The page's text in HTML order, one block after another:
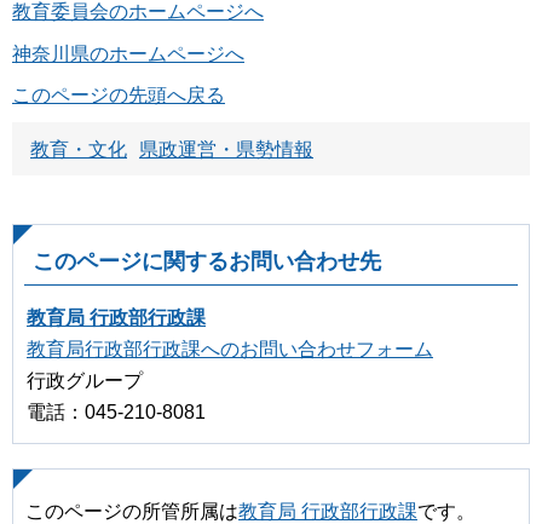
教育委員会のホームページへ
神奈川県のホームページへ
このページの先頭へ戻る
教育・文化 県政運営・県勢情報
このページに関するお問い合わせ先
教育局 行政部行政課
教育局行政部行政課へのお問い合わせフォーム
行政グループ
電話：045-210-8081
このページの所管所属は教育局 行政部行政課です。